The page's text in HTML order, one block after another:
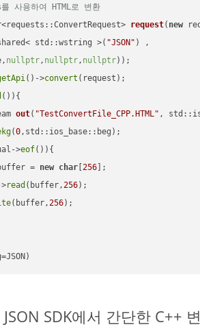
사용하여 HTML로 변환
request( new
std::wstring >(
"JSON" ) ,
nullptr, nullptr, nullptr))
()->convert
()){
out( "TestConvertFile_CPP.HTML" ,
(0,std::ios_base::beg);
>eof()){
= new char [256 ];
>
read (buffer,256);
(buffer,256);
SDK에서 간단한 C++